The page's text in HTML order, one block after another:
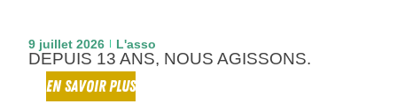
9 juillet 2026 L'asso
DEPUIS 13 ANS, NOUS AGISSONS.
EN SAVOIR PLUS